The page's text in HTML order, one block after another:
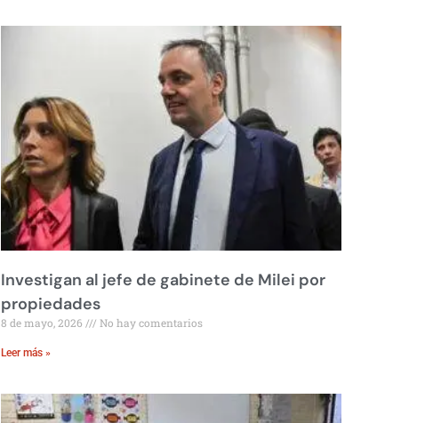
Investigan al jefe de gabinete de Milei por
propiedades
8 de mayo, 2026 No hay comentarios
Leer más »